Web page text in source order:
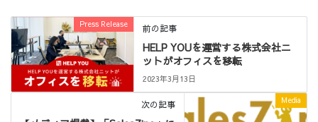
Press Release 前の記事
HELP YOUを運営する株式会社ニ
ットがオフィスを移転
2023年3月13日
Media
次の記事